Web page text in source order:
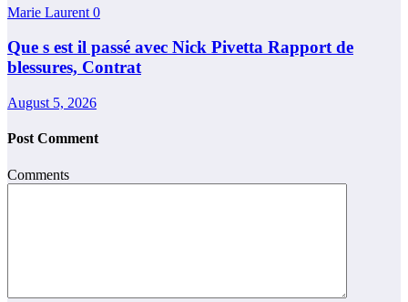
Marie Laurent 0
Que s est il passé avec Nick Pivetta Rapport de
blessures, Contrat
August 5, 2026
Post Comment
Comments